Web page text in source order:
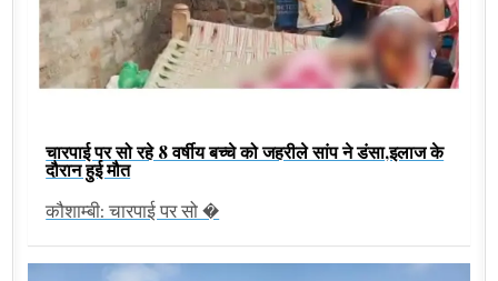
चारपाई पर सो रहे 8 वर्षीय बच्चे को जहरीले सांप ने डंसा,इलाज के
दौरान हुई मौत
कौशाम्बी: चारपाई पर सो �